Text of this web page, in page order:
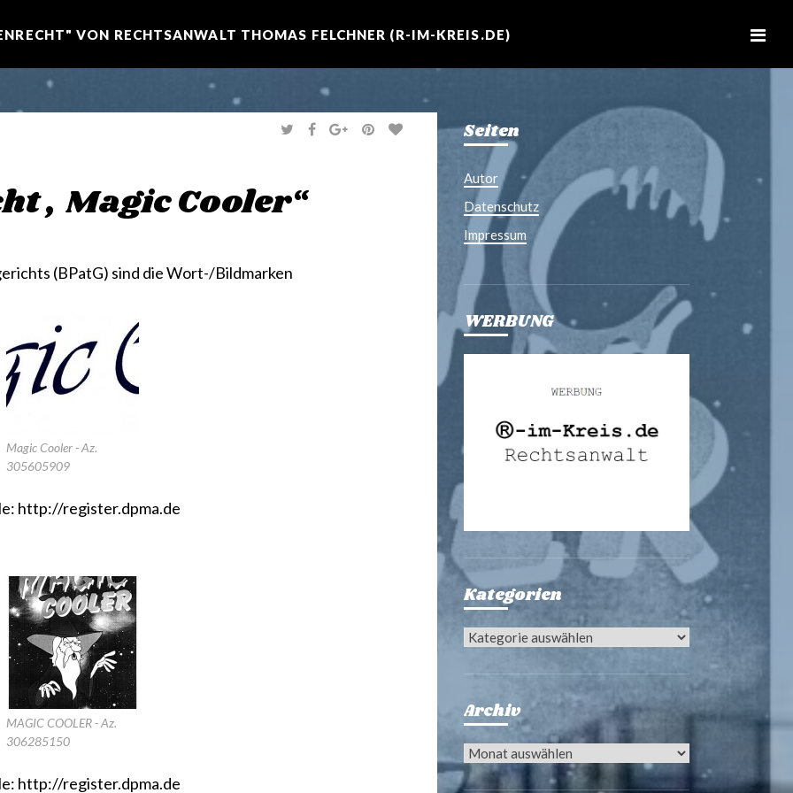
VON RECHTSANWALT THOMAS FELCHNER (R-IM-KREIS.DE)
T
W
F
A
O
K
G
O
P
I
„Magic Cooler“
(BPatG) sind die Wort-/Bildmarken
Magic Cooler - Az.
305605909
http://register.dpma.de
MAGIC COOLER - Az.
306285150
http://register.dpma.de
Seiten
Autor
Datenschutz
Impressum
WERBUNG
Kategorien
Kategorien
Archiv
Archiv